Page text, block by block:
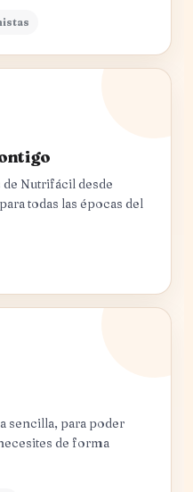
Nutrifácil desde
todas las épocas del
sencilla, para poder
de forma